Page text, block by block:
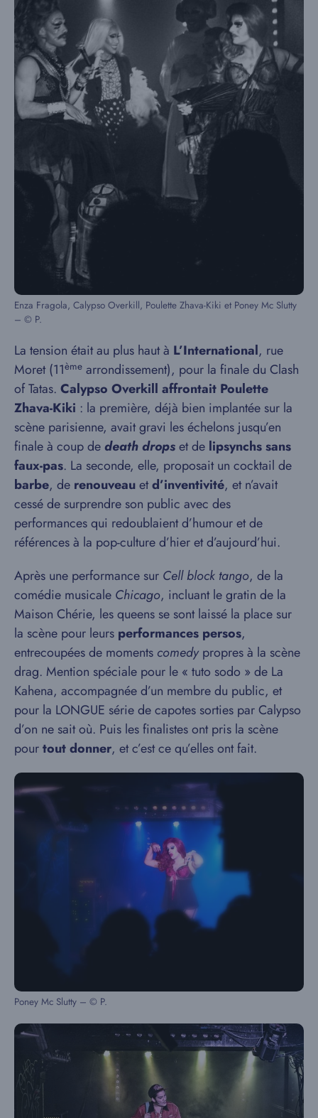
Enza Fragola, Calypso Overkill, Poulette Zhava-Kiki et Poney Mc Slutty
– © P.
La tension était au plus haut à L’International, rue
Moret (11ème arrondissement), pour la finale du Clash
of Tatas. Calypso Overkill affrontait Poulette
Zhava-Kiki : la première, déjà bien implantée sur la
scène parisienne, avait gravi les échelons jusqu’en
finale à coup dedeath dropset de lipsynchs sans
faux-pas. La seconde, elle, proposait un cocktail de
barbe, de renouveauetd’inventivité, et n’avait
cessé de surprendre son public avec des
performances qui redoublaient d’humour et de
références à la pop-culture d’hier et d’aujourd’hui.
Après une performance sur Cell block tango, de la
comédie musicale Chicago, incluant le gratin de la
Maison Chérie, les queens se sont laissé la place sur
la scène pour leurs performances persos,
entrecoupées de moments comedy propres à la scène
drag. Mention spéciale pour le « tuto sodo » de La
Kahena, accompagnée d’un membre du public, et
pour la LONGUE série de capotes sorties par Calypso
d’on ne sait où. Puis les finalistes ont pris la scène
pourtout donner, et c’est ce qu’elles ont fait.
Poney Mc Slutty – © P.